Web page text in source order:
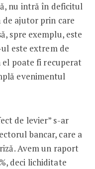
nu intră în deficitul
de ajutor prin care
spre exemplu, este
este extrem de
el poate fi recuperat
evenimentul
de levier” s-ar
bancar, care a
Avem un raport
deci lichiditate